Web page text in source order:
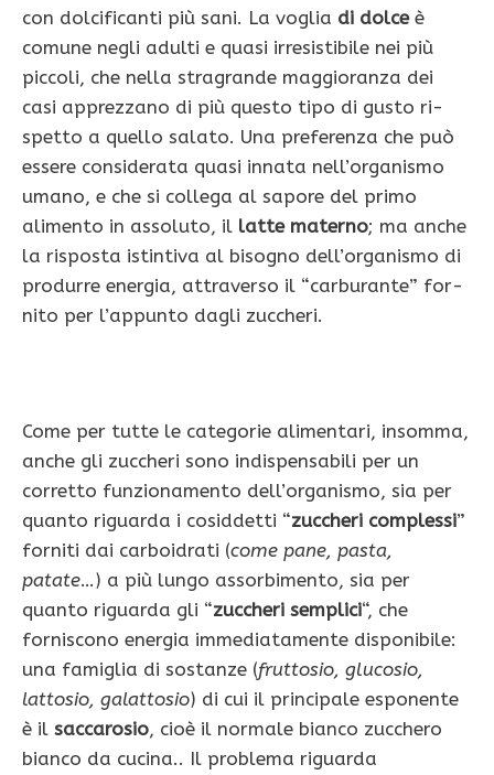
con dolcificanti più sani. La voglia di dolceè
comune negli adulti e quasi irresistibile nei più
piccoli, che nella stragrande maggioranza dei
casi apprezzano di più questo tipo di gusto ri­
spetto a quello salato. Una preferenza che può
essere considerata quasi innata nell’organismo
umano, e che si collega al sa­pore del primo
alimento in assoluto, il latte materno; ma anche
la risposta istin­tiva al bisogno dell’organismo di
produr­re energia, attraverso il “carburante” for­
nito per l’appunto dagli zuccheri.
Come per tutte le categorie alimentari, insom­ma,
anche gli zuccheri sono indispensabi­li per un
corretto funzionamento dell’or­ganismo, sia per
quanto riguarda i cosid­detti “zuccheri complessi”
forniti dai carboidrati (come pane, pasta,
patate…) a più lungo assorbimento, sia per
quanto riguarda gli “zuccheri semplici“, che
forniscono energia immediatamente dispo­nibile:
una famiglia di sostanze (fruttosio, glucosio,
lattosio, galattosio) di cui il principale esponente
è il saccarosio, cioè il normale bianco zucchero
bianco da cucina.. Il problema riguarda